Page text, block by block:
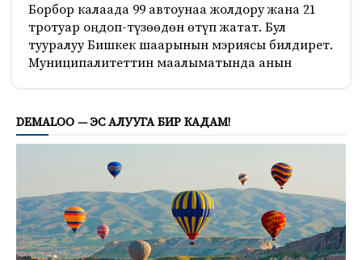
Борбор калаада 99 автоунаа жолдору жана 21
тротуар оңдоп-түзөөдөн өтүп жатат. Бул
тууралуу Бишкек шаарынын мэриясы билдирет.
Муниципалитеттин маалыматында анын
DEMALOO — ЭС АЛУУГА БИР КАДАМ!